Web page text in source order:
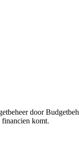
door
financien komt.